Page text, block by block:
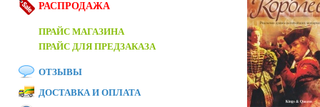
РАСПРОДАЖА
ПРАЙС МАГАЗИНА
ПРАЙС ДЛЯ ПРЕДЗАКАЗА
ОТЗЫВЫ
ДОСТАВКА И ОПЛАТА